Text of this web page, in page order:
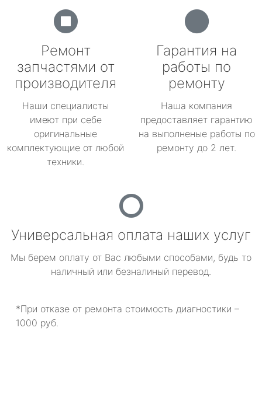
Ремонт
запчастями от
производителя
Наши специалисты
имеют при себе
оригинальные
комплектующие от любой
техники.
Гарантия на
работы по
ремонту
Наша компания
предоставляет гарантию
на выполненые работы по
ремонту до 2 лет.
Универсальная оплата наших услуг
Мы берем оплату от Вас любыми способами, будь то
наличный или безналиный перевод.
*При отказе от ремонта стоимость диагностики –
1000 руб.